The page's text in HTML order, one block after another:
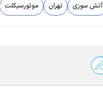
آتش سوزی تهران موتورسیکلت